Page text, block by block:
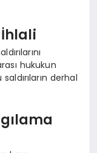
hukukun
derhal